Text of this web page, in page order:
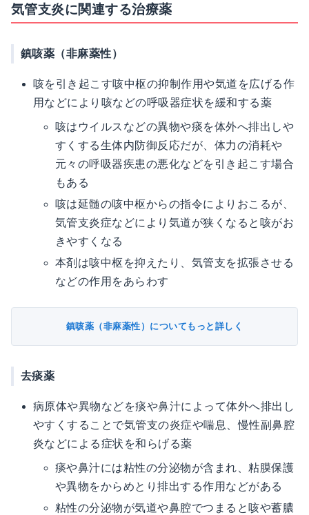
気管支炎に関連する治療薬
鎮咳薬（非麻薬性）
咳を引き起こす咳中枢の抑制作用や気道を広げる作
用などにより咳などの呼吸器症状を緩和する薬
咳はウイルスなどの異物や痰を体外へ排出しや
すくする生体内防御反応だが、体力の消耗や
元々の呼吸器疾患の悪化などを引き起こす場合
もある
咳は延髄の咳中枢からの指令によりおこるが、
気管支炎症などにより気道が狭くなると咳がお
きやすくなる
本剤は咳中枢を抑えたり、気管支を拡張させる
などの作用をあらわす
鎮咳薬（非麻薬性）についてもっと詳しく
去痰薬
病原体や異物などを痰や鼻汁によって体外へ排出し
やすくすることで気管支の炎症や喘息、慢性副鼻腔
炎などによる症状を和らげる薬
痰や鼻汁には粘性の分泌物が含まれ、粘膜保護
や異物をからめとり排出する作用などがある
粘性の分泌物が気道や鼻腔でつまると咳や蓄膿